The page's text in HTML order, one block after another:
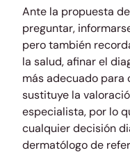
Ante la propuesta
preguntar,
pero también
la salud, afinar el
más adecuado para
sustituye la
especialista, por lo
cualquier decisión
dermatólogo de